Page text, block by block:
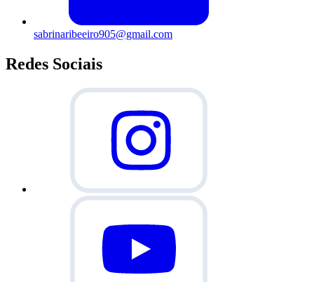
sabrinaribeeiro905@gmail.com
Redes Sociais